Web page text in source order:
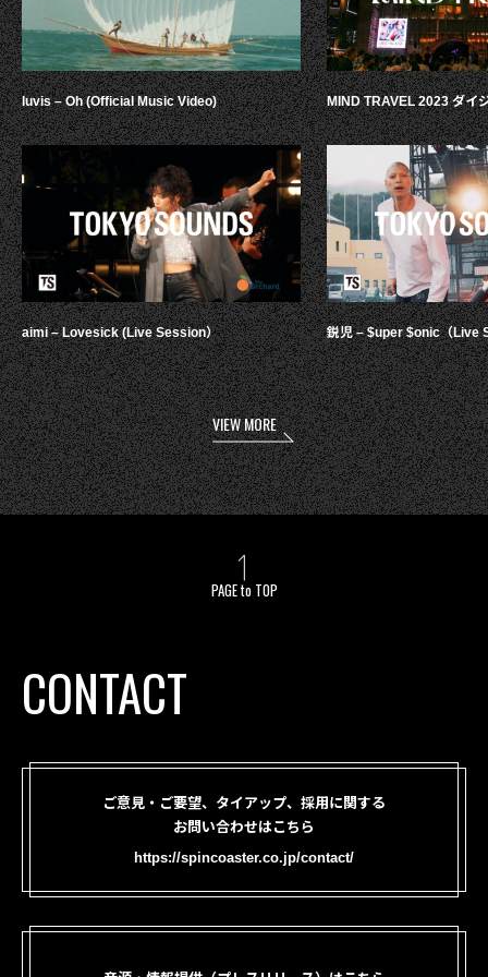
luvis – Oh (Official Music Video)
aimi – Lovesick (Live Session）
MIND TRAVEL 2023 ダイ
鋭児 – $uper $onic（Live
VIEW MORE
PAGE to TOP
CONTACT
ご意見・ご要望、タイアップ、採用に関する
お問い合わせはこちら
https://spincoaster.co.jp/contact/